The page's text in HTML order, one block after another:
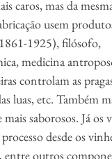
caros, mas da
usem
1925), filósofo,
medicina
controlam as
luas, etc. Também
saborosos. Já os
desde os
entre outros